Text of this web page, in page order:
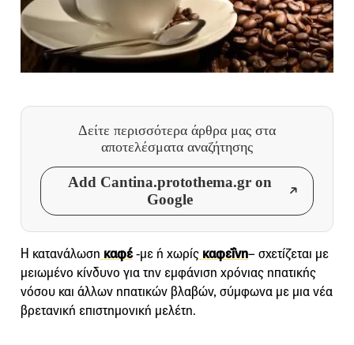
Δείτε περισσότερα άρθρα μας στα
αποτελέσματα αναζήτησης
Add Cantina.protothema.gr on
Google
Η κατανάλωση καφέ-με ή χωρίς καφεΐνη– σχετίζεται με
μειωμένο κίνδυνο για την εμφάνιση χρόνιας ηπατικής
νόσου και άλλων ηπατικών βλαβών, σύμφωνα με μια νέα
βρετανική επιστημονική μελέτη.